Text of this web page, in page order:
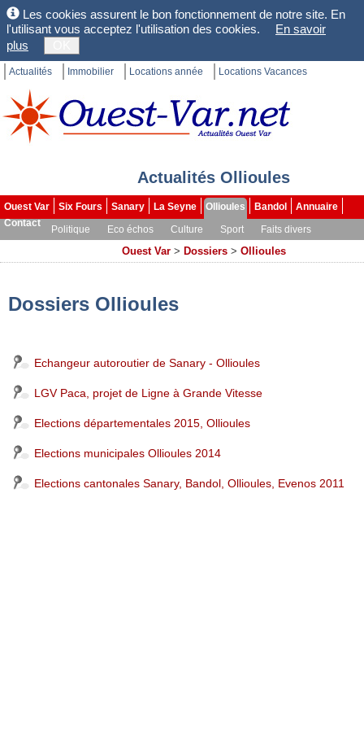
Les cookies assurent le bon fonctionnement de notre site. En
l'utilisant vous acceptez l'utilisation des cookies.
En savoir
plus
Actualités Immobilier Locations année Locations Vacances
Actualités Ollioules
Ouest Var Six Fours Sanary La Seyne Ollioules Bandol
Annuaire
Contact
Politique Eco échos Culture Sport
Faits divers
Ouest Var > Dossiers > Ollioules
Dossiers Ollioules
Echangeur autoroutier de Sanary - Ollioules
LGV Paca, projet de Ligne à Grande Vitesse
Elections départementales 2015, Ollioules
Elections municipales Ollioules 2014
Elections cantonales Sanary, Bandol, Ollioules, Evenos 2011